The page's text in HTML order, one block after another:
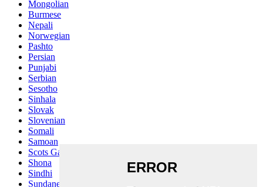
Mongolian
Burmese
Nepali
Norwegian
Pashto
Persian
Punjabi
Serbian
Sesotho
Sinhala
Slovak
Slovenian
Somali
Samoan
Scots Gaelic
Shona
Sindhi
Sundanese